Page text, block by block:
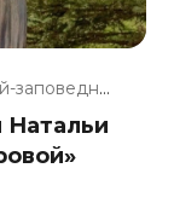
Музей-заповедник «Полотняный З...
Натальи